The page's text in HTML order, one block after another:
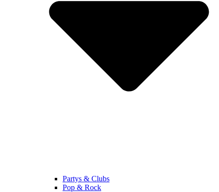
Partys & Clubs
Pop & Rock